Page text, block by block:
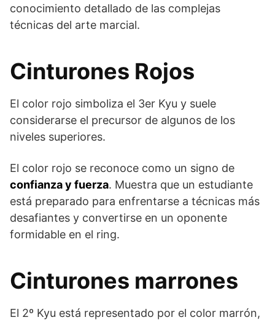
conocimiento detallado de las complejas
técnicas del arte marcial.
Cinturones Rojos
El color rojo simboliza el 3er Kyu y suele
considerarse el precursor de algunos de los
niveles superiores.
El color rojo se reconoce como un signo de
confianza y fuerza. Muestra que un estudiante
está preparado para enfrentarse a técnicas más
desafiantes y convertirse en un oponente
formidable en el ring.
Cinturones marrones
El 2º Kyu está representado por el color marrón,